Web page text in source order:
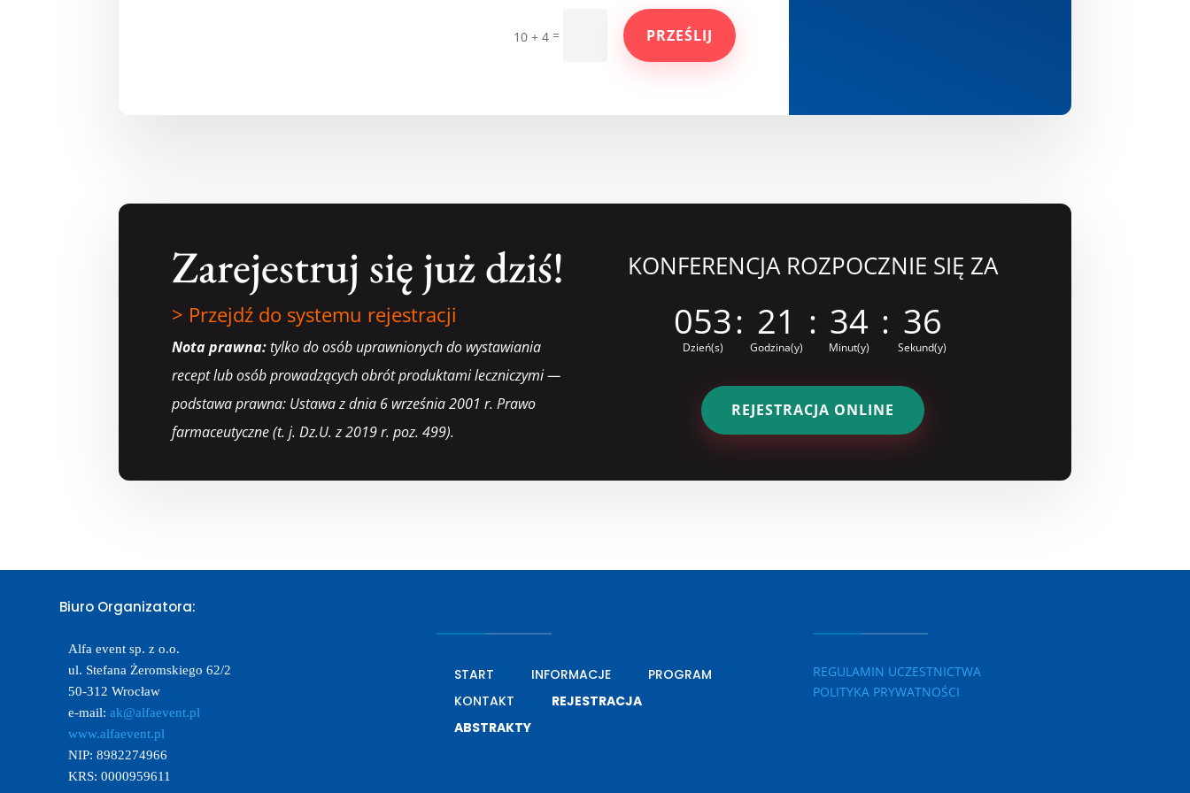
10 + 4 = PRZEŚLIJ
Zarejestruj się już dziś!
> Przejdź do systemu rejestracji
Nota prawna:tylko do osób uprawnionych do wystawiania
recept lub osób prowadzących obrót produktami leczniczymi —
podstawa prawna: Ustawa z dnia 6 września 2001 r. Prawo
farmaceutyczne (t. j. Dz.U. z 2019 r. poz. 499).
KONFERENCJA ROZPOCZNIE SIĘ ZA
053
Dzień(s)
: 21
Godzina(y)
: 34
Minut(y)
: 35
Sekund(y)
REJESTRACJA ONLINE
Biuro Organizatora:
Alfa event sp. z o.o.
ul. Stefana Żeromskiego 62/2
50-312 Wrocław
e-mail: ak@alfaevent.pl
www.alfaevent.pl
NIP: 8982274966
KRS: 0000959611
START INFORMACJE
PROGRAM
KONTAKT
REJESTRACJA
ABSTRAKTY
REGULAMIN UCZESTNICTWA
POLITYKA PRYWATNOŚCI